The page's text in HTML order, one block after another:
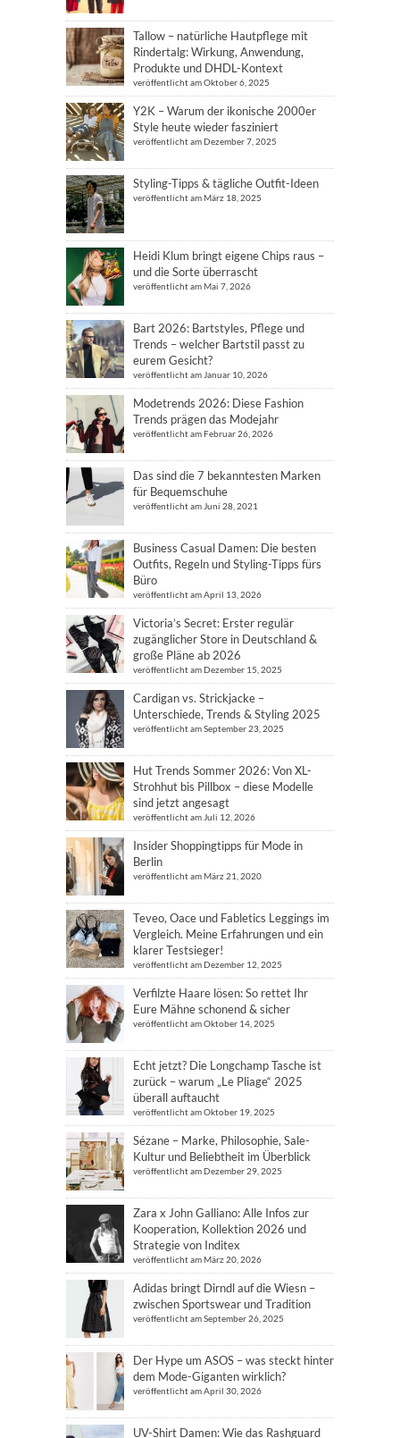
Tallow – natürliche Hautpflege mit
Rindertalg: Wirkung, Anwendung,
Produkte und DHDL-Kontext
veröffentlicht am Oktober 6, 2025
Y2K – Warum der ikonische 2000er
Style heute wieder fasziniert
veröffentlicht am Dezember 7, 2025
Styling-Tipps & tägliche Outfit-Ideen
veröffentlicht am März 18, 2025
Heidi Klum bringt eigene Chips raus –
und die Sorte überrascht
veröffentlicht am Mai 7, 2026
Bart 2026: Bartstyles, Pflege und
Trends – welcher Bartstil passt zu
eurem Gesicht?
veröffentlicht am Januar 10, 2026
Modetrends 2026: Diese Fashion
Trends prägen das Modejahr
veröffentlicht am Februar 26, 2026
Das sind die 7 bekanntesten Marken
für Bequemschuhe
veröffentlicht am Juni 28, 2021
Business Casual Damen: Die besten
Outfits, Regeln und Styling-Tipps fürs
Büro
veröffentlicht am April 13, 2026
Victoria’s Secret: Erster regulär
zugänglicher Store in Deutschland &
große Pläne ab 2026
veröffentlicht am Dezember 15, 2025
Cardigan vs. Strickjacke –
Unterschiede, Trends & Styling 2025
veröffentlicht am September 23, 2025
Hut Trends Sommer 2026: Von XL-
Strohhut bis Pillbox – diese Modelle
sind jetzt angesagt
veröffentlicht am Juli 12, 2026
Insider Shoppingtipps für Mode in
Berlin
veröffentlicht am März 21, 2020
Teveo, Oace und Fabletics Leggings im
Vergleich. Meine Erfahrungen und ein
klarer Testsieger!
veröffentlicht am Dezember 12, 2025
Verfilzte Haare lösen: So rettet Ihr
Eure Mähne schonend & sicher
veröffentlicht am Oktober 14, 2025
Echt jetzt? Die Longchamp Tasche ist
zurück – warum „Le Pliage“ 2025
überall auftaucht
veröffentlicht am Oktober 19, 2025
Sézane – Marke, Philosophie, Sale-
Kultur und Beliebtheit im Überblick
veröffentlicht am Dezember 29, 2025
Zara x John Galliano: Alle Infos zur
Kooperation, Kollektion 2026 und
Strategie von Inditex
veröffentlicht am März 20, 2026
Adidas bringt Dirndl auf die Wiesn –
zwischen Sportswear und Tradition
veröffentlicht am September 26, 2025
Der Hype um ASOS – was steckt hinter
dem Mode-Giganten wirklich?
veröffentlicht am April 30, 2026
UV-Shirt Damen: Wie das Rashguard